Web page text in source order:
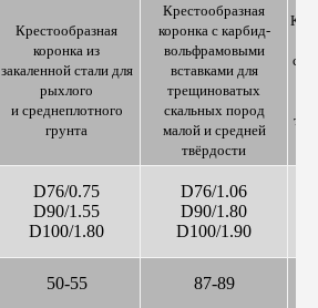
Крестообразная
коронка из
закаленной стали для
рыхлого
и среднеплотного
грунта
Крестообразная
коронка с карбид-
вольфрамовыми
вставками для
трещиноватых
скальных пород
малой и средней
твёрдости
D76/0.75
D90/1.55
D100/1.80
D76/1.06
D90/1.80
D100/1.90
50-55 87-89